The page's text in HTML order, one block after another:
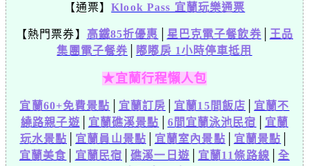
【通票】Klook Pass 宜蘭玩樂通票
【熱門票券】 高鐵85折優惠 星巴克電子餐飲券
王品
集團電子餐券
嘟嘟房 1小時停車抵用
★宜蘭行程懶人包
宜蘭60+免費景點 宜蘭訂房 宜蘭15間飯店
宜蘭不
繞路親子遊
宜蘭礁溪景點 6間宜蘭泳池民宿
宜蘭
玩水景點
宜蘭員山景點 宜蘭室內景點 宜蘭景點
宜蘭美食
宜蘭民宿 │礁溪一日遊 宜蘭11條路線
全